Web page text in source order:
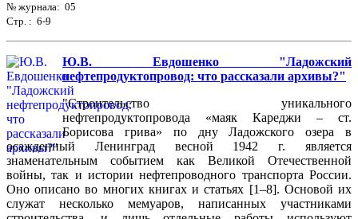
№ журнала: 05
Стр. : 6-9
Ю.В. Евдошенко "Ладожский
нефтепродуктопровод: что рассказали архивы?"
"Строительство уникального
нефтепродуктопровода «маяк Кареджи – ст.
Борисова грива» по дну Ладожского озера в
осажденный Ленинград весной 1942 г. является
знаменательным событием как Великой Отечественной
войны, так и истории нефтепроводного транспорта России.
Оно описано во многих книгах и статьях [1–8]. Основой их
служат несколько мемуаров, написанных участниками